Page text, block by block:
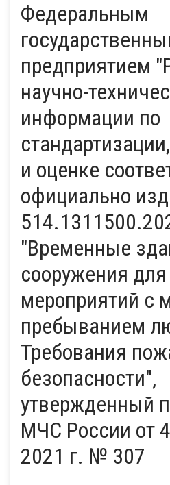
Федеральным
предприятием
научно-
информации по
и оценке
официально
"Временные
сооружения
мероприятий с
пребыванием
Требования
безопасности",
утвержденный
МЧС России от
2021 г. № 307